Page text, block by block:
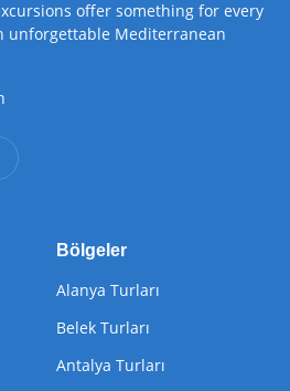
offer something for every
unforgettable Mediterranean
Bölgeler
Alanya Turları
Belek Turları
Antalya Turları